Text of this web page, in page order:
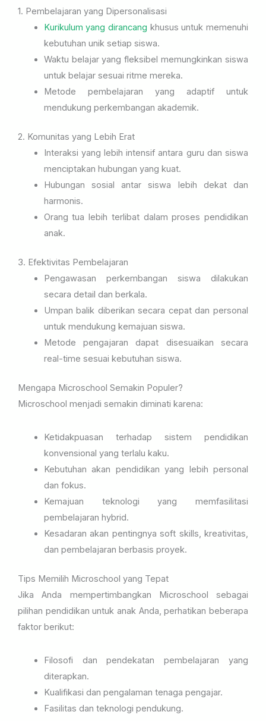
1. Pembelajaran yang Dipersonalisasi
Kurikulum yang dirancang khusus untuk memenuhi
kebutuhan unik setiap siswa.
Waktu belajar yang fleksibel memungkinkan siswa
untuk belajar sesuai ritme mereka.
Metode pembelajaran yang adaptif untuk
mendukung perkembangan akademik.
2. Komunitas yang Lebih Erat
Interaksi yang lebih intensif antara guru dan siswa
menciptakan hubungan yang kuat.
Hubungan sosial antar siswa lebih dekat dan
harmonis.
Orang tua lebih terlibat dalam proses pendidikan
anak.
3. Efektivitas Pembelajaran
Pengawasan perkembangan siswa dilakukan
secara detail dan berkala.
Umpan balik diberikan secara cepat dan personal
untuk mendukung kemajuan siswa.
Metode pengajaran dapat disesuaikan secara
real-time sesuai kebutuhan siswa.
Mengapa Microschool Semakin Populer?
Microschool menjadi semakin diminati karena:
Ketidakpuasan terhadap sistem pendidikan
konvensional yang terlalu kaku.
Kebutuhan akan pendidikan yang lebih personal
dan fokus.
Kemajuan teknologi yang memfasilitasi
pembelajaran hybrid.
Kesadaran akan pentingnya soft skills, kreativitas,
dan pembelajaran berbasis proyek.
Tips Memilih Microschool yang Tepat
Jika Anda mempertimbangkan Microschool sebagai
pilihan pendidikan untuk anak Anda, perhatikan beberapa
faktor berikut:
Filosofi dan pendekatan pembelajaran yang
diterapkan.
Kualifikasi dan pengalaman tenaga pengajar.
Fasilitas dan teknologi pendukung.